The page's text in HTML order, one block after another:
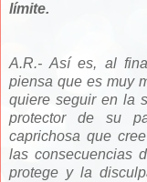
límite.
A.R.- Así es, al
piensa que es muy
quiere seguir en la
protector de su
caprichosa que
las consecuencias
protege y la